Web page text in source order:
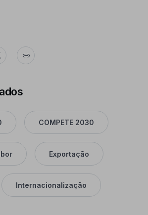
COMPETE 2030
Exportação
Internacionalização